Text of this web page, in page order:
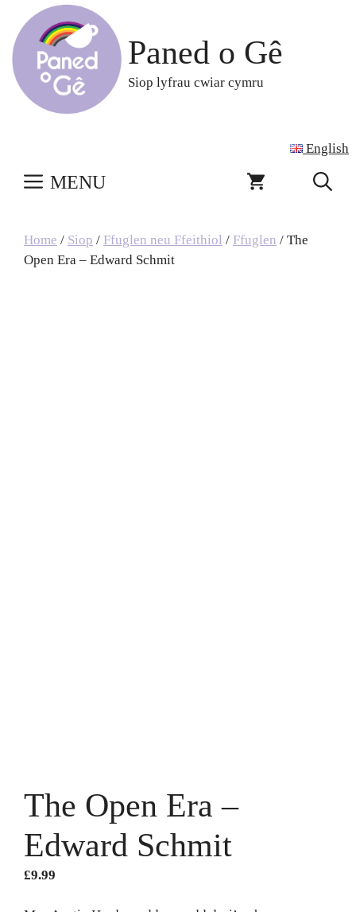
content
Paned o Gê
Siop lyfrau cwiar cymru
English
MENU
Home / Siop / Ffuglen neu Ffeithiol / Ffuglen / The
Open Era – Edward Schmit
The Open Era –
Edward Schmit
£9.99